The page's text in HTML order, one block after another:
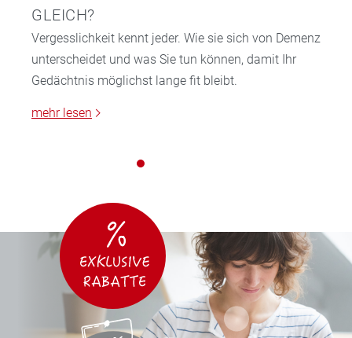
GLEICH?
Vergesslichkeit kennt jeder. Wie sie sich von Demenz
unterscheidet und was Sie tun können, damit Ihr
Gedächtnis möglichst lange fit bleibt.
mehr lesen